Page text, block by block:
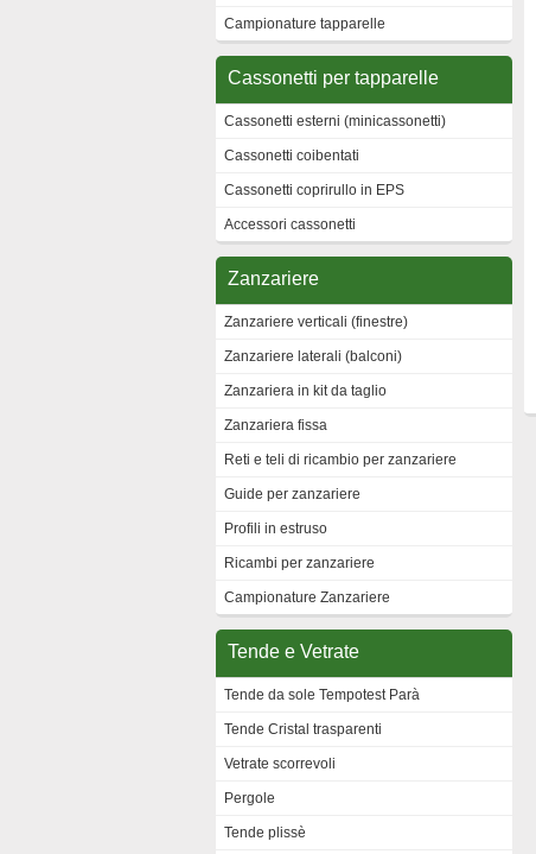
Campionature tapparelle
Cassonetti per tapparelle
Cassonetti esterni (minicassonetti)
Cassonetti coibentati
Cassonetti coprirullo in EPS
Accessori cassonetti
Zanzariere
Zanzariere verticali (finestre)
Zanzariere laterali (balconi)
Zanzariera in kit da taglio
Zanzariera fissa
Reti e teli di ricambio per zanzariere
Guide per zanzariere
Profili in estruso
Ricambi per zanzariere
Campionature Zanzariere
Tende e Vetrate
Tende da sole Tempotest Parà
Tende Cristal trasparenti
Vetrate scorrevoli
Pergole
Tende plissè